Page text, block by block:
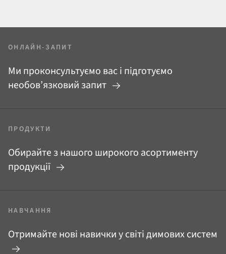
ОНЛАЙН-ЗАПИТ
Ми проконсультуємо вас і підготуємо
необов’язковий запит
ПРОДУКТИ
Обирайте з нашого широкого асортименту
продукції
НАВЧАННЯ
Отримайте нові навички у світі димових систем